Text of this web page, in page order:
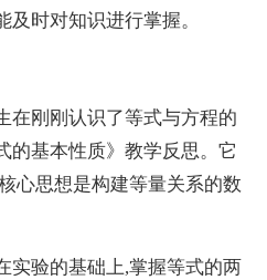
及时对知识进行掌握。
刚刚认识了等式与方程的
的基本性质》教学反思。它
心思想是构建等量关系的数
验的基础上,掌握等式的两